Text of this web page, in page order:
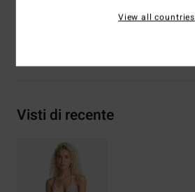
Visti di recente
View all countries